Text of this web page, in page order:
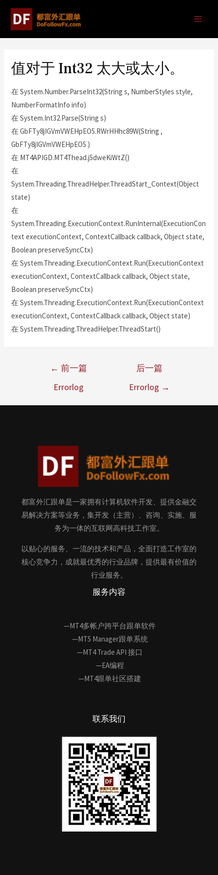
值对于 Int32 太大或太小。
在 System.Number.ParseInt32(String s, NumberStyles style,
NumberFormatInfo info)
在 System.Int32.Parse(String s)
在 GbFTy8jIGVmVWEHpEO5.RWrHHhc89W(String ,
GbFTy8jIGVmVWEHpEO5 )
在 MT4APIGD.MT4Thead.j5dweKiWtZ()
在
System.Threading.ThreadHelper.ThreadStart_Context(Object
state)
在
System.Threading.ExecutionContext.RunInternal(ExecutionCon
text executionContext, ContextCallback callback, Object state,
Boolean preserveSyncCtx)
在 System.Threading.ExecutionContext.Run(ExecutionContext
executionContext, ContextCallback callback, Object state,
Boolean preserveSyncCtx)
在 System.Threading.ExecutionContext.Run(ExecutionContext
executionContext, ContextCallback callback, Object state)
在 System.Threading.ThreadHelper.ThreadStart()
← 前一篇
Errorlog
后一篇
Errorlog →
都富外汇跟单是一家拥有计算机软件开发、提供金融交
易解决方案等业务，集开发（主营）、咨询、实施、服
务为一体的互联网高科技工作室。
以贴心的服务、一流的技术和产品，全面打造工作室的
核心竞争力，成就最优秀的行业品牌，提供最有价值的
行业服务。
服务内容
—MT4多帐户跨平台跟单软件
—MT5 Manager跟单系统
—MT4 Trade API 接口
—EA编程
—MT4跟单社区搭建
联系我们